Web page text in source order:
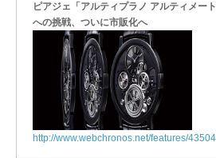
ピアジェ「アルティプラノ アルティメー
への挑戦、ついに市販化へ
http://www.webchronos.net/features/43504